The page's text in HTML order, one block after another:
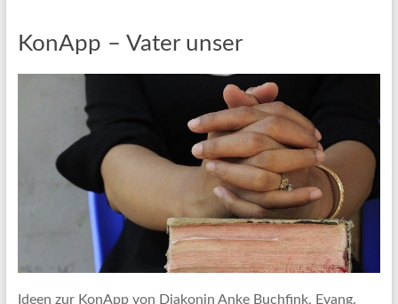
KonApp – Vater unser
Ideen zur KonApp von Diakonin Anke Buchfink, Evang.